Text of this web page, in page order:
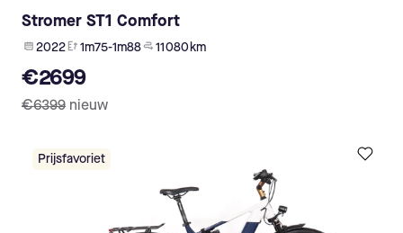
Stromer ST1 Comfort
2022 1m75-1m88 11 080 km
€2699
€6399 nieuw
Prijsfavoriet